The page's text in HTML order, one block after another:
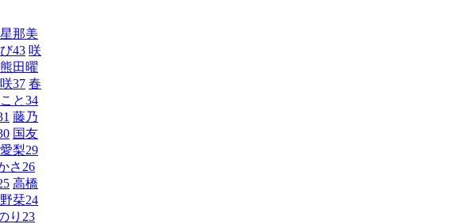
星那美
43 咲
熊田曜
37 春
と34
藤乃
国友
梨29
さ 26
高橋
栞24
り 23